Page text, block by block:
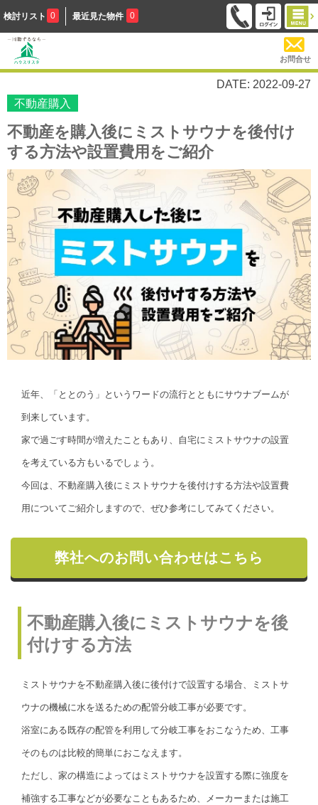
検討リスト 0 最近見た物件 0
お問合せ
DATE: 2022-09-27
不動産購入
不動産を購入後にミストサウナを後付け
する方法や設置費用をご紹介
近年、「ととのう」というワードの流行とともにサウナブームが
到来しています。
家で過ごす時間が増えたこともあり、自宅にミストサウナの設置
を考えている方もいるでしょう。
今回は、不動産購入後にミストサウナを後付けする方法や設置費
用についてご紹介しますので、ぜひ参考にしてみてください。
弊社へのお問い合わせはこちら
不動産購入後にミストサウナを後
付けする方法
ミストサウナを不動産購入後に後付けで設置する場合、ミストサ
ウナの機械に水を送るための配管分岐工事が必要です。
浴室にある既存の配管を利用して分岐工事をおこなうため、工事
そのものは比較的簡単におこなえます。
ただし、家の構造によってはミストサウナを設置する際に強度を
補強する工事などが必要なこともあるため、メーカーまたは施工